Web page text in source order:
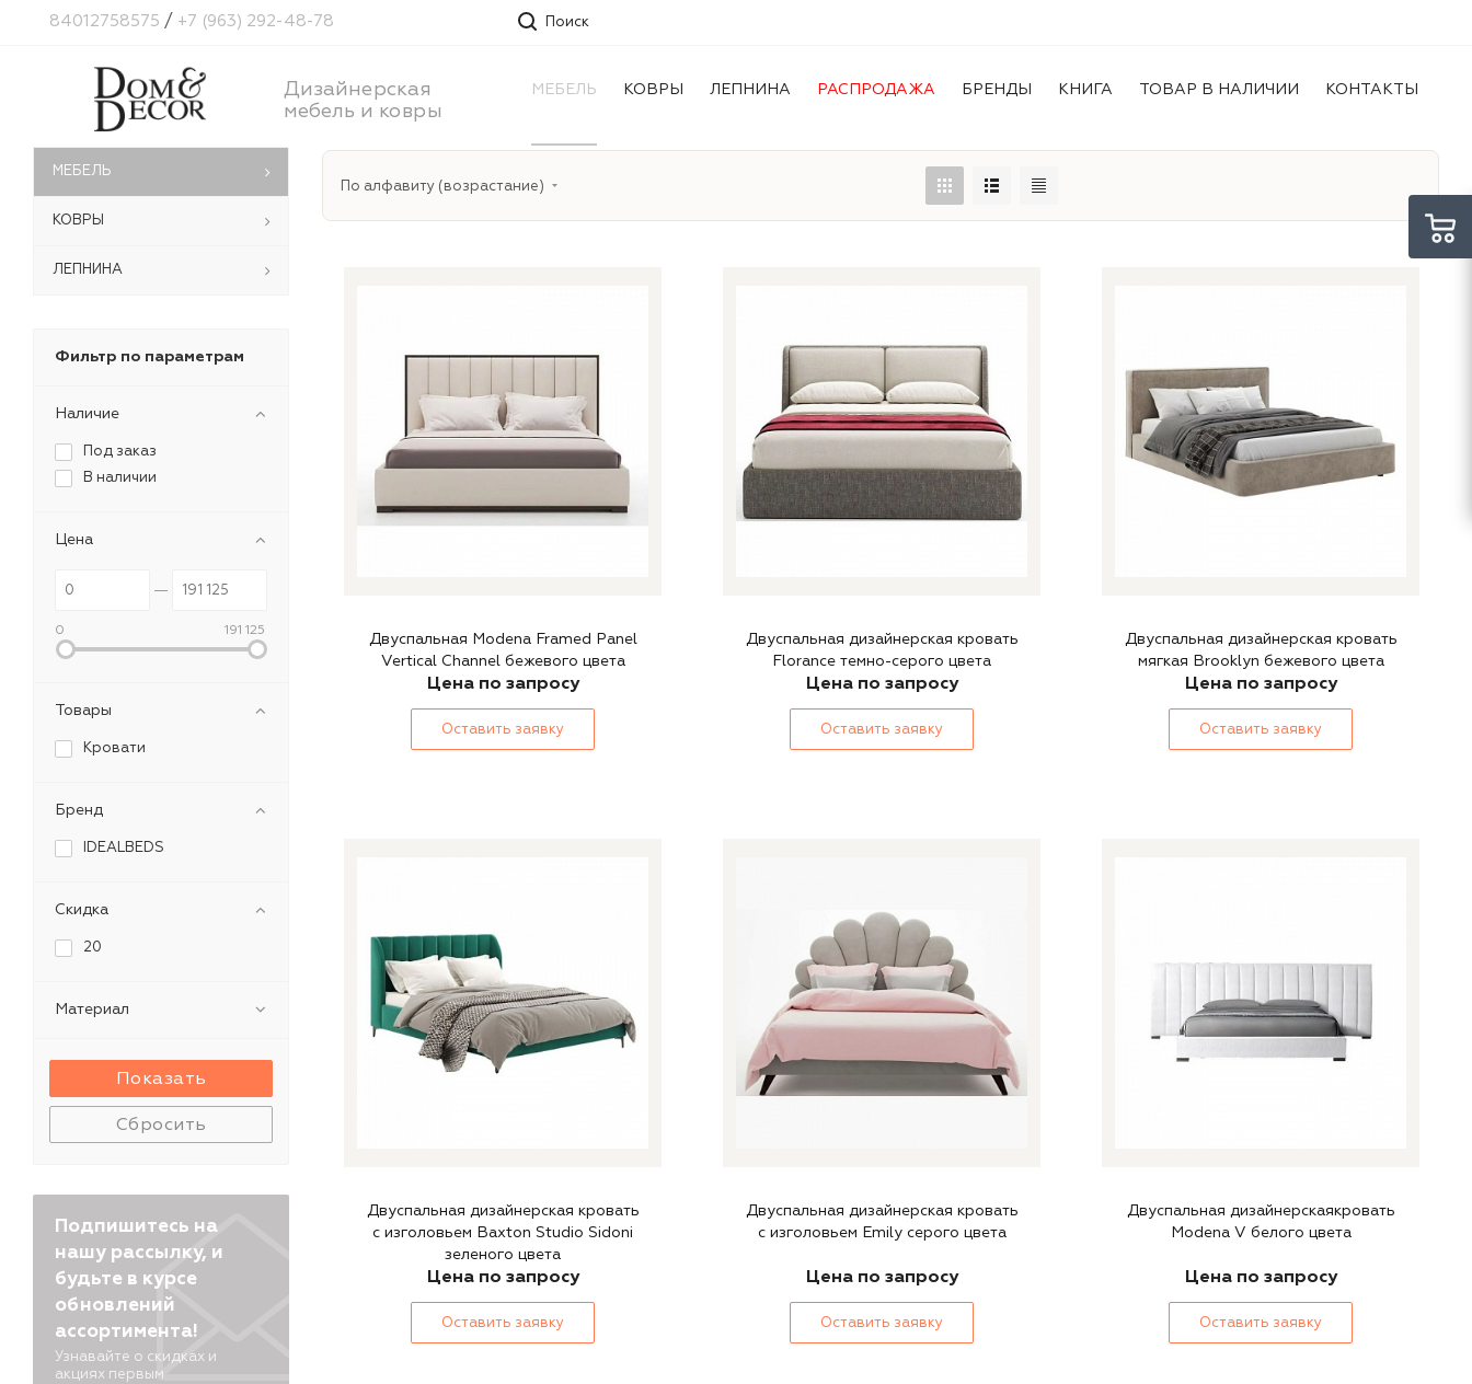
84012758575 / +7 (963) 292-48-78 Поиск
Дизайнерская
мебель и ковры
МЕБЕЛЬ КОВРЫ ЛЕПНИНА РАСПРОДАЖА БРЕНДЫ КНИГА ТОВАР В НАЛИЧИИ КОНТАКТЫ
По алфавиту (возрастание)
Двуспальная Modena Framed Panel
Vertical Channel бежевого цвета
Цена по запросу
Оставить заявку
Двуспальная дизайнерская кровать
Florance темно-серого цвета
Цена по запросу
Оставить заявку
Двуспальная дизайнерская кровать
мягкая Brooklyn бежевого цвета
Цена по запросу
Оставить заявку
Двуспальная дизайнерская кровать
с изголовьем Baxton Studio Sidoni
зеленого цвета
Цена по запросу
Оставить заявку
Двуспальная дизайнерская кровать
с изголовьем Emily серого цвета
Цена по запросу
Оставить заявку
Двуспальная дизайнерскаякровать
Modena V белого цвета
Цена по запросу
Оставить заявку
МЕБЕЛЬ
КОВРЫ
ЛЕПНИНА
Фильтр по параметрам
Наличие
Под заказ
В наличии
Цена
0 191 125
Товары
Кровати
Бренд
IDEALBEDS
Скидка
20
Материал
Сбросить
Подпишитесь на
нашу рассылку, и
будьте в курсе
обновлений
ассортимента!
Узнавайте о скидках и
акциях первым